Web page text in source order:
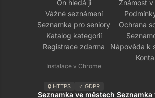
On hledá ji
Vážné seznámení
Seznamka pro seniory
Katalog kategorií
Registrace zdarma
Instalace v Chrome
🔒 HTTPS ✓ GDPR
Známost v
Ochrana
Nápověda k
Seznamka ve městech Seznamka